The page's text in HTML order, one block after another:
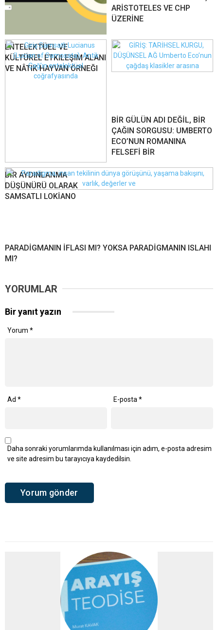
ENTELEKTÜEL VE
KÜLTÜREL ETKILEŞIM ALANI
VE NÂTIK HAYVAN ÖRNEĞI
ARİSTOTELES VE CHP
ÜZERİNE
BİR AYDINLANMA
DÜŞÜNÜRÜ OLARAK
SAMSATLI LOKİANO
BİR GÜLÜN ADI DEĞİL, BİR
ÇAĞIN SORGUSU: UMBERTO
ECO’NUN ROMANINA
FELSEFİ BİR
PARADİGMANIN İFLASI MI? YOKSA PARADİGMANIN ISLAHI
MI?
YORUMLAR
Bir yanıt yazın
Yorum *
Ad * E-posta*
Daha sonraki yorumlarımda kullanılması için adım, e-posta adresim
ve site adresim bu tarayıcıya kaydedilsin.